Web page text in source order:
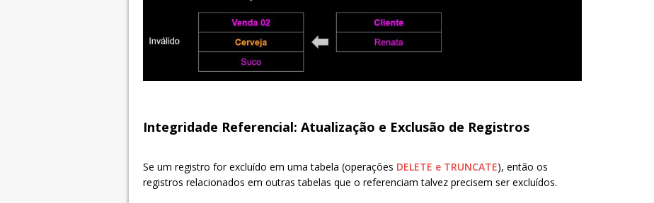
Integridade Referencial: Atualização e Exclusão de Registros
Se um registro for excluído em uma tabela (operações DELETE e TRUNCATE), então os
registros relacionados em outras tabelas que o referenciam talvez precisem ser excluídos.